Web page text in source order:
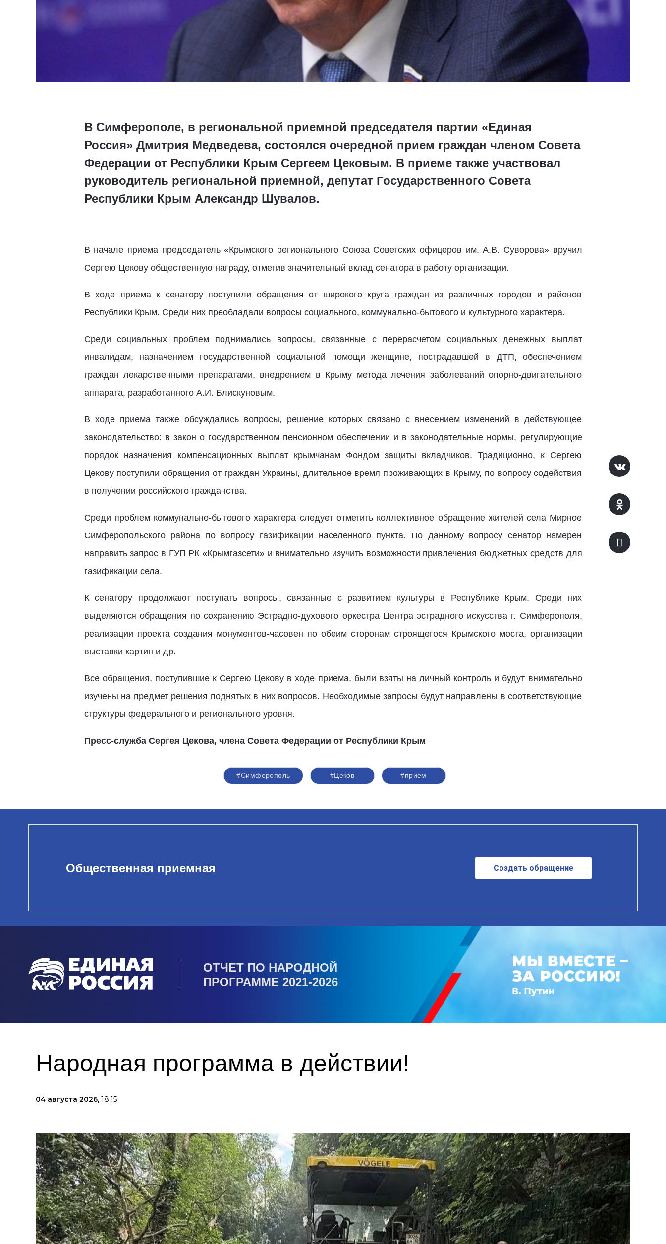
В Симферополе, в региональной приемной председателя партии «Единая
Россия» Дмитрия Медведева, состоялся очередной прием граждан членом Совета
Федерации от Республики Крым Сергеем Цековым. В приеме также участвовал
руководитель региональной приемной, депутат Государственного Совета
Республики Крым Александр Шувалов.
В начале приема председатель «Крымского регионального Союза Советских офицеров им. А.В. Суворова» вручил
Сергею Цекову общественную награду, отметив значительный вклад сенатора в работу организации.
В ходе приема к сенатору поступили обращения от широкого круга граждан из различных городов и районов
Республики Крым. Среди них преобладали вопросы социального, коммунально-бытового и культурного характера.
Среди социальных проблем поднимались вопросы, связанные с перерасчетом социальных денежных выплат
инвалидам, назначением государственной социальной помощи женщине, пострадавшей в ДТП, обеспечением
граждан лекарственными препаратами, внедрением в Крыму метода лечения заболеваний опорно-двигательного
аппарата, разработанного А.И. Блискуновым.
В ходе приема также обсуждались вопросы, решение которых связано с внесением изменений в действующее
законодательство: в закон о государственном пенсионном обеспечении и в законодательные нормы, регулирующие
порядок назначения компенсационных выплат крымчанам Фондом защиты вкладчиков. Традиционно, к Сергею
Цекову поступили обращения от граждан Украины, длительное время проживающих в Крыму, по вопросу содействия
в получении российского гражданства.
Среди проблем коммунально-бытового характера следует отметить коллективное обращение жителей села Мирное
Симферопольского района по вопросу газификации населенного пункта. По данному вопросу сенатор намерен
направить запрос в ГУП РК «Крымгазсети» и внимательно изучить возможности привлечения бюджетных средств для
газификации села.
К сенатору продолжают поступать вопросы, связанные с развитием культуры в Республике Крым. Среди них
выделяются обращения по сохранению Эстрадно-духового оркестра Центра эстрадного искусства г. Симферополя,
реализации проекта создания монументов-часовен по обеим сторонам строящегося Крымского моста, организации
выставки картин и др.
Все обращения, поступившие к Сергею Цекову в ходе приема, были взяты на личный контроль и будут внимательно
изучены на предмет решения поднятых в них вопросов. Необходимые запросы будут направлены в соответствующие
структуры федерального и регионального уровня.
Пресс-служба Сергея Цекова, члена Совета Федерации от Республики Крым
#Симферополь #Цеков #прием
Общественная приемная Создать обращение
ОТЧЕТ ПО НАРОДНОЙ
ПРОГРАММЕ 2021-2026
Народная программа в действии!
04 августа 2026, 18:15